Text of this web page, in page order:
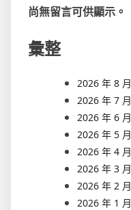
尚無留言可供顯示。
彙整
2026 年 8 月
2026 年 7 月
2026 年 6 月
2026 年 5 月
2026 年 4 月
2026 年 3 月
2026 年 2 月
2026 年 1 月